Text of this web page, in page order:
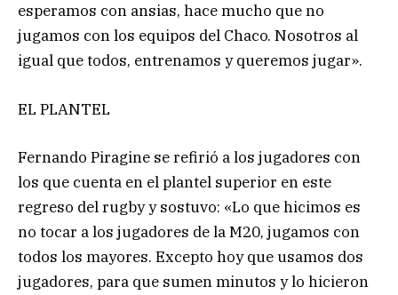
esperamos con ansias, hace mucho que no
jugamos con los equipos del Chaco. Nosotros al
igual que todos, entrenamos y queremos jugar».
EL PLANTEL
Fernando Piragine se refirió a los jugadores con
los que cuenta en el plantel superior en este
regreso del rugby y sostuvo: «Lo que hicimos es
no tocar a los jugadores de la M20, jugamos con
todos los mayores. Excepto hoy que usamos dos
jugadores, para que sumen minutos y lo hicieron